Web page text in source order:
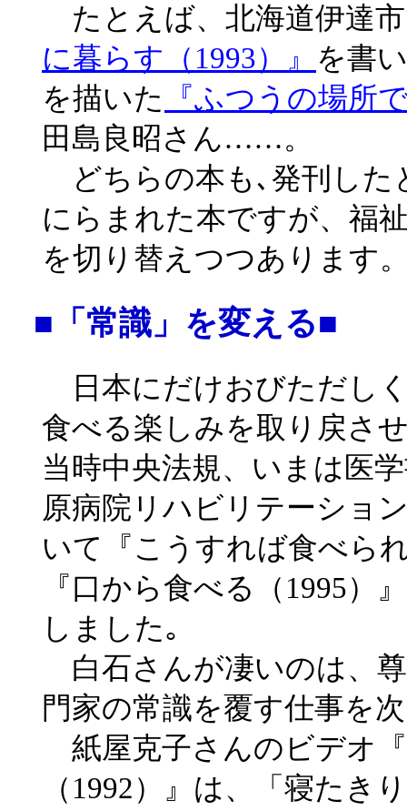
たとえば、北海道伊達
に暮らす（1993）』 を書
を描いた
『ふつうの場所
田島良昭さん……。
どちらの本も､発刊した
にらまれた本ですが、福
を切り替えつつあります
■「常識」を変える■
日本にだけおびただし
食べる楽しみを取り戻さ
当時中央法規、いまは医
原病院リハビリテーショ
いて『こうすれば食べら
『口から食べる（1995）
しました｡
白石さんが凄いのは、
門家の常識を覆す仕事を
紙屋克子さんのビデオ
（1992）』は、「寝たき